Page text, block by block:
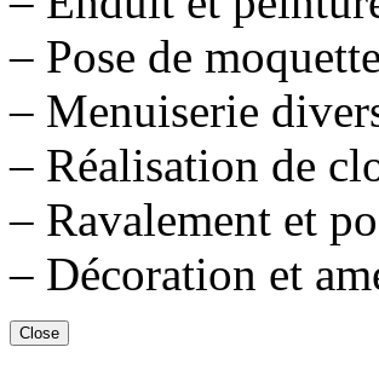
– Pose de
– Menuiserie
– Réalisation de
– Ravalement et
– Décoration et
Close